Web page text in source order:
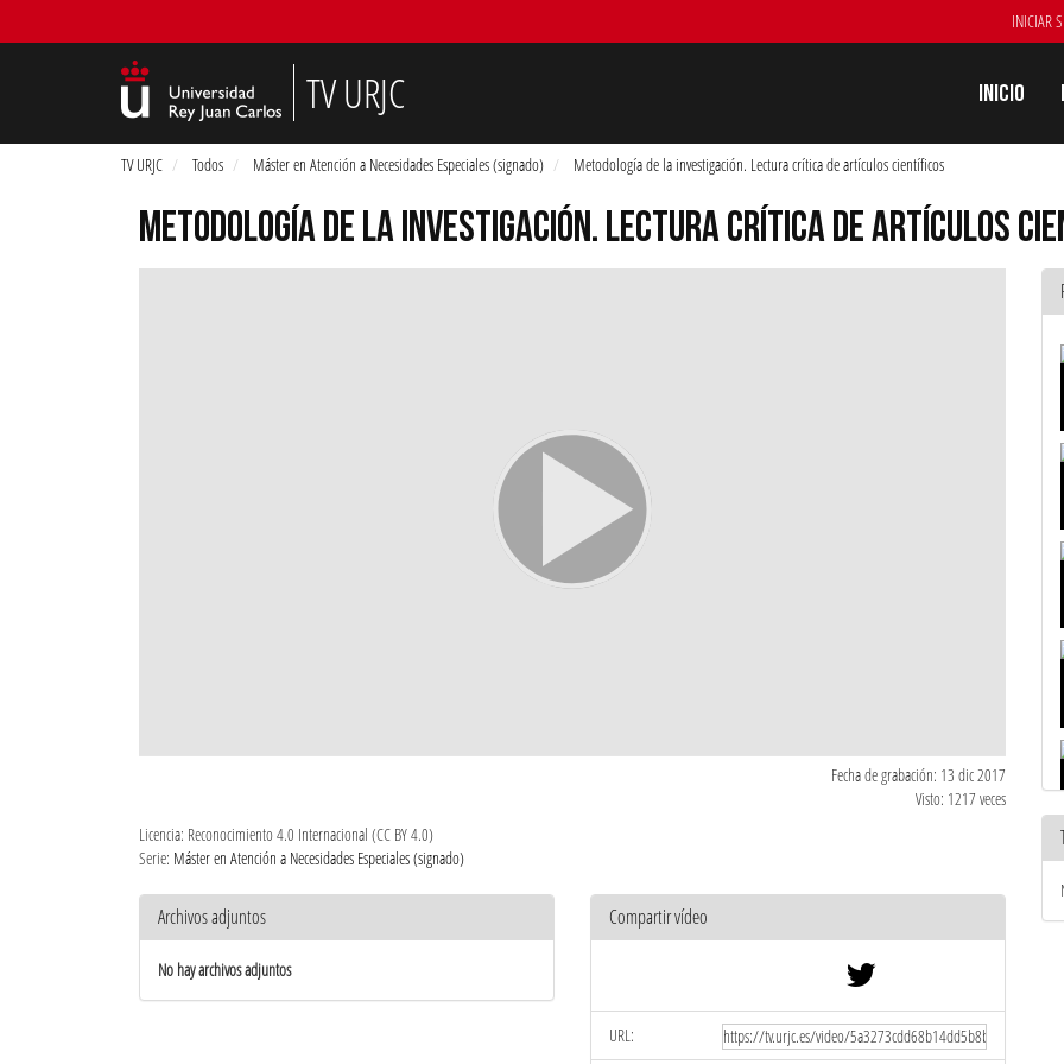
INICIAR
TV URJC Inicio
TV URJC Todos Máster en Atención a Necesidades Especiales (signado) Metodología de la investigación. Lectura crítica de artículos científicos
METODOLOGÍA DE LA INVESTIGACIÓN. LECTURA CRÍTICA DE ARTÍCULOS
Fecha de grabación: 13 dic 2017
Visto: 1217 veces
Licencia: Reconocimiento 4.0 Internacional (CC BY 4.0)
Serie: Máster en Atención a Necesidades Especiales (signado)
Archivos adjuntos
No hay archivos adjuntos
Compartir vídeo
URL: